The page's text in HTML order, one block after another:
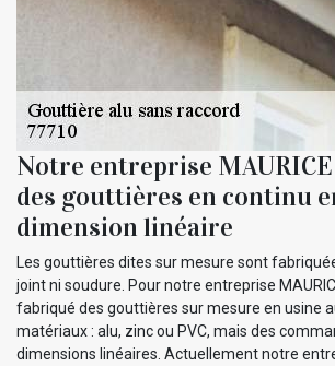
Notre entreprise
des gouttières en continu
dimension linéaire
Les gouttières dites sur mesure sont
joint ni soudure. Pour notre entreprise
fabriqué des gouttières sur mesure en usine
matériaux : alu, zinc ou PVC, mais des
dimensions linéaires. Actuellement notre